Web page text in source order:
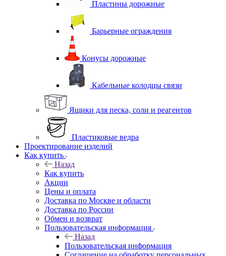
Пластины дорожные
Барьерные ограждения
Конусы дорожные
Кабельные колодцы связи
Ящики для песка, соли и реагентов
Пластиковые ведра
Проектирование изделий
Как купить
Назад
Как купить
Акции
Цены и оплата
Доставка по Москве и области
Доставка по России
Обмен и возврат
Пользовательская информация
Назад
Пользовательская информация